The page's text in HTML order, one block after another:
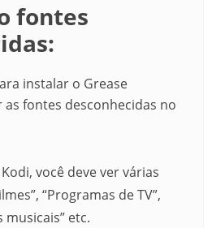
fontes
instalar o Grease
fontes desconhecidas no
você deve ver várias
“Programas de TV”,
musicais” etc.